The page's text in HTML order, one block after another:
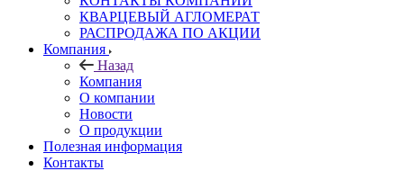
КВАРЦЕВЫЙ АГЛОМЕРАТ
РАСПРОДАЖА ПО АКЦИИ
Компания
Назад
Компания
О компании
Новости
О продукции
Полезная информация
Контакты